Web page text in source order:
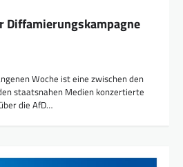
Diffamierungskampagne
Woche ist eine zwischen den
staatsnahen Medien konzertierte
die AfD…